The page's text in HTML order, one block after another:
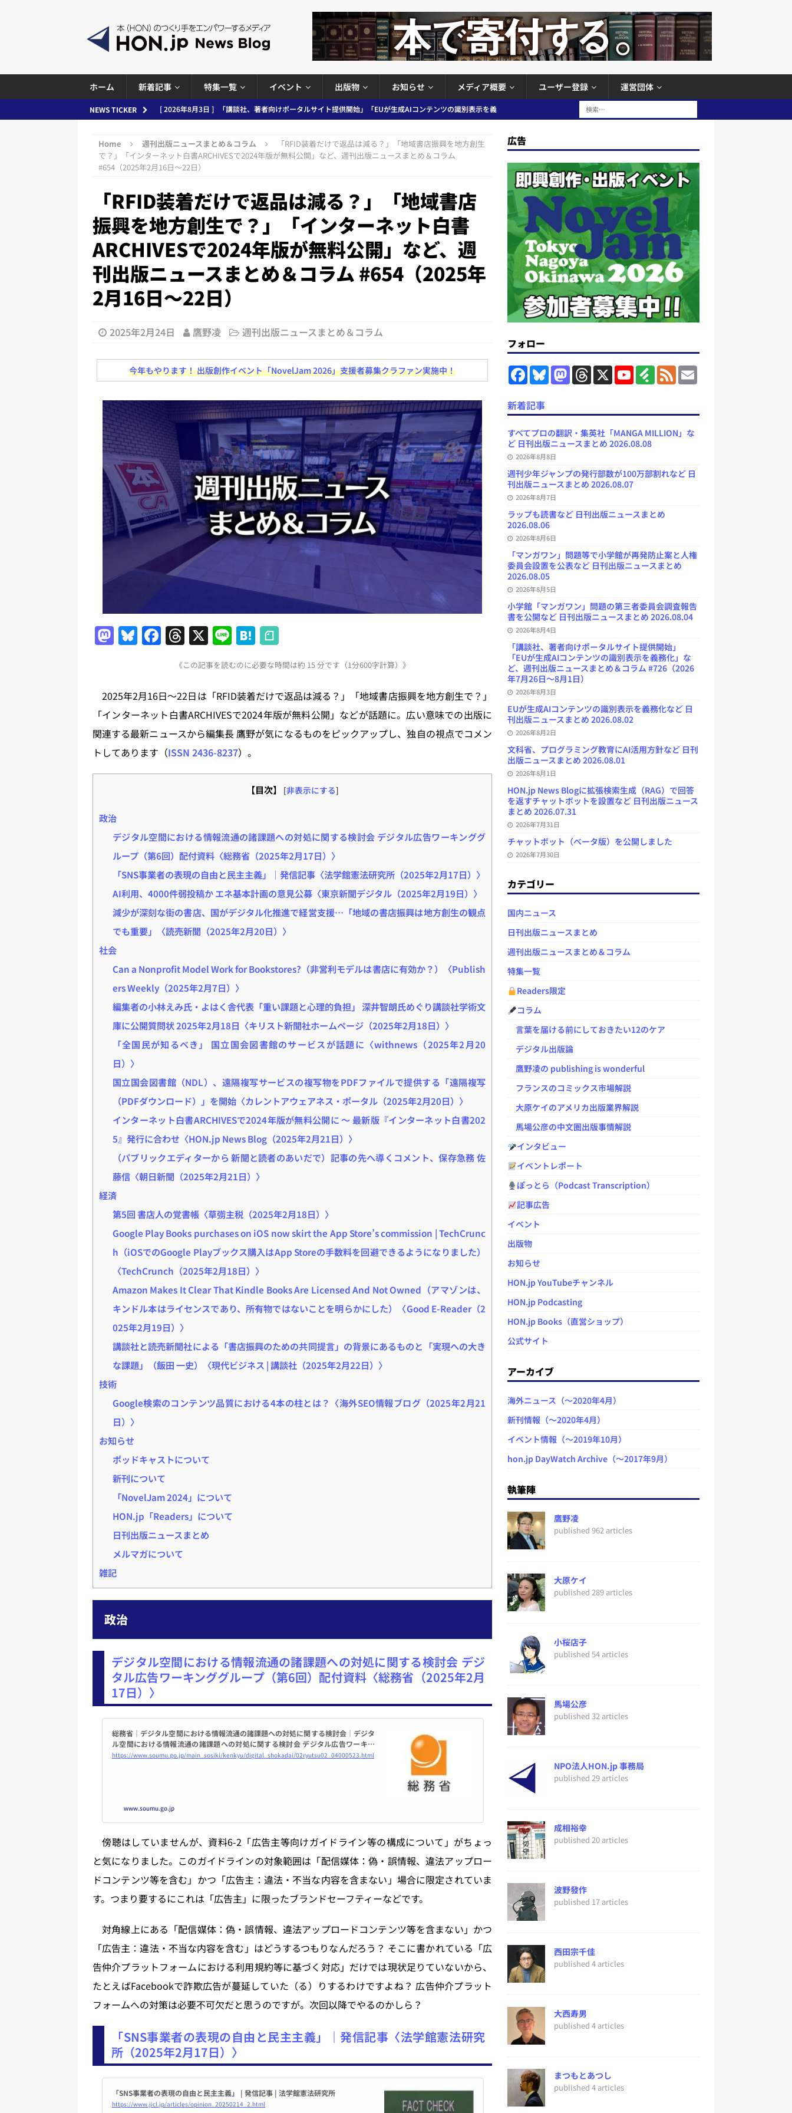
ホーム 新着記事 特集一覧 イベント 出版物 お知らせ メディア概要 ユーザー登録 運営団体
NEWS TICKER [ 2026年8月3日 ]
「講談社、著者向けポータルサイト提供開始」「EUが生成AIコンテンツの識別表示を義
とめ＆コラム
[ 2026年8月2日 ]
[ 2026年8月1日 ] 文科省、プログラミング教育にAI活用方針など 日刊出版ニュースまとめ 2026.08.01
日刊出版ニュースまとめ
[ 2026年7月31日 ] HON.jp News Blogに拡張検索生成（RAG）で回答を返すチャットボットを設置など
日刊出版ニュースまとめ 2026.07.31
日刊出版ニュースまとめ
[ 2026年7月30日 ] チャットボット（ベータ版）を公開しました
[ 2026年8月8日 ] すべてプロの翻訳・集英社「MANGA MILLION」など 日刊出版ニュースまとめ
2026.08.08
日刊出版ニュースまとめ
日刊出版ニュースまとめ
[ 2026年8月5日 ] 「マンガワン」問題等で小学館が再発防止案と人権委員会設置を公表など 日刊出版ニュ
ースまとめ 2026.08.05
日刊出版ニュースまとめ
[ 2026年8月4日 ]
小学館「マンガワン」問題の第三者委員会調査報告書を公開など 日刊出版ニュースまと
め 2026.08.04
日刊出版ニュースまとめ
Home 週刊出版ニュースまとめ＆コラム
「RFID装着だけで返品は減る？」「地域書店振興を地方創生
で？」「インターネット白書ARCHIVESで2024年版が無料公開」など、週刊出版ニュースまとめ＆コラム
#654（2025年2月16日～22日）
「RFID装着だけで返品は減る？」「地域書店
振興を地方創生で？」「インターネット白書
ARCHIVESで2024年版が無料公開」など、週
刊出版ニュースまとめ＆コラム #654（2025年
2月16日～22日）
2025年2月24日 鷹野凌 週刊出版ニュースまとめ＆コラム
今年もやります！ 出版創作イベント「NovelJam 2026」支援者募集クラファン実施中！
M
o
d
o
n
Bl
s
k
y
F
e
b
o
o
k
T
re
a
d
s
X Li
e
H
at
e
n
a
《この記事を読むのに必要な時間は約 15 分です（1分600字計算）》
2025年2月16日～22日は「RFID装着だけで返品は減る？」「地域書店振興を地方創生で？」
「インターネット白書ARCHIVESで2024年版が無料公開」などが話題に。広い意味での出版に
関連する最新ニュースから編集長 鷹野が気になるものをピックアップし、独自の視点でコメン
トしてあります（ISSN 2436-8237）。
【目次】 [非表示にする]
政治
デジタル空間における情報流通の諸課題への対処に関する検討会 デジタル広告ワーキンググ
ループ（第6回）配付資料〈総務省（2025年2月17日）〉
「SNS事業者の表現の自由と民主主義」｜発信記事〈法学館憲法研究所（2025年2月17日）〉
AI利用、4000件弱投稿か エネ基本計画の意見公募〈東京新聞デジタル（2025年2月19日）〉
減少が深刻な街の書店、国がデジタル化推進で経営支援…「地域の書店振興は地方創生の観点
でも重要」〈読売新聞（2025年2月20日）〉
社会
Can a Nonprofit Model Work for Bookstores?（非営利モデルは書店に有効か？）〈Publish
ers Weekly（2025年2月7日）〉
編集者の小林えみ氏・よはく舎代表「重い課題と心理的負担」 深井智朗氏めぐり講談社学術文
庫に公開質問状 2025年2月18日〈キリスト新聞社ホームページ（2025年2月18日）〉
「全国民が知るべき」 国立国会図書館のサービスが話題に〈withnews（2025年2月20
日）〉
国立国会図書館（NDL）、遠隔複写サービスの複写物をPDFファイルで提供する「遠隔複写
（PDFダウンロード）」を開始〈カレントアウェアネス・ポータル（2025年2月20日）〉
インターネット白書ARCHIVESで2024年版が無料公開に ～ 最新版『インターネット白書202
5』発行に合わせ〈HON.jp News Blog（2025年2月21日）〉
（パブリックエディターから 新聞と読者のあいだで）記事の先へ導くコメント、保存急務 佐
藤信〈朝日新聞（2025年2月21日）〉
経済
第5回 書店人の覚書帳〈草彅主税（2025年2月18日）〉
Google Play Books purchases on iOS now skirt the App Store’s commission | TechCrunc
h（iOSでのGoogle Playブックス購入はApp Storeの手数料を回避できるようになりました）
〈TechCrunch（2025年2月18日）〉
Amazon Makes It Clear That Kindle Books Are Licensed And Not Owned（アマゾンは、
キンドル本はライセンスであり、所有物ではないことを明らかにした）〈Good E-Reader（2
025年2月19日）〉
講談社と読売新聞社による「書店振興のための共同提言」の背景にあるものと「実現への大き
な課題」（飯田 一史）〈現代ビジネス | 講談社（2025年2月22日）〉
技術
Google検索のコンテンツ品質における4本の柱とは？〈海外SEO情報ブログ（2025年2月21
日）〉
お知らせ
ポッドキャストについて
新刊について
「NovelJam 2024」について
HON.jp「Readers」について
日刊出版ニュースまとめ
メルマガについて
雑記
政治
デジタル空間における情報流通の諸課題への対処に関する検討会 デジ
タル広告ワーキンググループ（第6回）配付資料〈総務省（2025年2月
17日）〉
総務省｜デジタル空間における情報流通の諸課題への対処に関する検討会｜デジタ
ル空間における情報流通の諸課題への対処に関する検討会 デジタル広告ワーキン
ググループ...
https://www.soumu.go.jp/main_sosiki/kenkyu/digital_shokadai/02ryutsu02_04000523.html
www.soumu.go.jp
傍聴はしていませんが、資料6-2「広告主等向けガイドライン等の構成について」がちょっ
と気になりました。このガイドラインの対象範囲は「配信媒体：偽・誤情報、違法アップロー
ドコンテンツ等を含む」かつ「広告主：違法・不当な内容を含まない」場合に限定されていま
す。つまり要するにこれは「広告主」に限ったブランドセーフティーなどです。
対角線上にある「配信媒体：偽・誤情報、違法アップロードコンテンツ等を含まない」かつ
「広告主：違法・不当な内容を含む」はどうするつもりなんだろう？ そこに書かれている「広
告仲介プラットフォームにおける利用規約等に基づく対応」だけでは現状足りていないから、
たとえばFacebookで詐欺広告が蔓延していた（る）りするわけですよね？ 広告仲介プラット
フォームへの対策は必要不可欠だと思うのですが。次回以降でやるのかしら？
「SNS事業者の表現の自由と民主主義」｜発信記事〈法学館憲法研究
所（2025年2月17日）〉
「SNS事業者の表現の自由と民主主義」 | 発信記事 | 法学館憲法研究所
https://www.jicl.jp/articles/opinion_20250214_2.html
広告
フォロー
F
a
e
b
o
o
k
B
l
k
y
M
a
d
o
n
T
h
d
s
X
Y
o
b
e
C
h
n
e
F
e
y
F
e
E
m
新着記事
すべてプロの翻訳・集英社「MANGA MILLION」な
ど 日刊出版ニュースまとめ 2026.08.08
2026年8月8日
週刊少年ジャンプの発行部数が100万部割れなど 日
刊出版ニュースまとめ 2026.08.07
2026年8月7日
ラップも読書など 日刊出版ニュースまとめ
2026.08.06
2026年8月6日
「マンガワン」問題等で小学館が再発防止案と人権
委員会設置を公表など 日刊出版ニュースまとめ
2026.08.05
2026年8月5日
小学館「マンガワン」問題の第三者委員会調査報告
書を公開など 日刊出版ニュースまとめ 2026.08.04
2026年8月4日
「講談社、著者向けポータルサイト提供開始」
「EUが生成AIコンテンツの識別表示を義務化」な
ど、週刊出版ニュースまとめ＆コラム #726（2026
年7月26日～8月1日）
2026年8月3日
EUが生成AIコンテンツの識別表示を義務化など 日
刊出版ニュースまとめ 2026.08.02
2026年8月2日
文科省、プログラミング教育にAI活用方針など 日刊
出版ニュースまとめ 2026.08.01
2026年8月1日
HON.jp News Blogに拡張検索生成（RAG）で回答
を返すチャットボットを設置など 日刊出版ニュース
まとめ 2026.07.31
2026年7月31日
チャットボット（ベータ版）を公開しました
2026年7月30日
カテゴリー
国内ニュース
日刊出版ニュースまとめ
週刊出版ニュースまとめ＆コラム
特集一覧
Readers限定
コラム
言葉を届ける前にしておきたい12のケア
デジタル出版論
鷹野凌の publishing is wonderful
フランスのコミックス市場解説
大原ケイのアメリカ出版業界解説
馬場公彦の中文圏出版事情解説
インタビュー
イベントレポート
ぽっとら（Podcast Transcription）
記事広告
イベント
出版物
お知らせ
HON.jp YouTubeチャンネル
HON.jp Podcasting
HON.jp Books（直営ショップ）
公式サイト
アーカイブ
海外ニュース（～2020年4月）
新刊情報（～2020年4月）
イベント情報（～2019年10月）
hon.jp DayWatch Archive（～2017年9月）
執筆陣
鷹野凌
published 962 articles
大原ケイ
published 289 articles
小桜店子
published 54 articles
馬場公彦
published 32 articles
NPO法人HON.jp 事務局
published 29 articles
成相裕幸
published 20 articles
波野發作
published 17 articles
西田宗千佳
published 4 articles
大西寿男
published 4 articles
まつもとあつし
published 4 articles